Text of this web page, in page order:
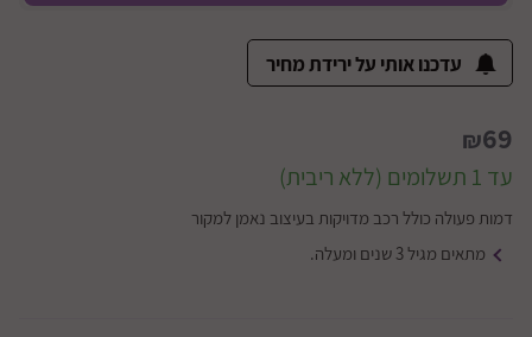
עדכנו אותי על ירידת מחיר
₪69
עד 1 תשלומים (ללא ריבית)
דמות פעולה כולל רכב מדויקות בעיצוב נאמן למקור
מתאים מגיל 3 שנים ומעלה.